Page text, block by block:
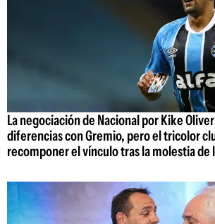
La negociación de Nacional por Kike
diferencias con Gremio, pero el tricolor
recomponer el vínculo tras la molestia de